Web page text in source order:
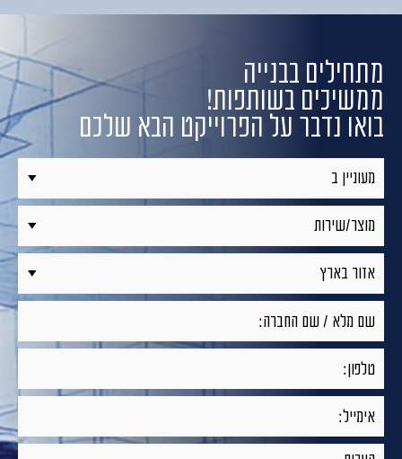
מתחילים בבנייה
ממשיכים בשותפות!
בואו נדבר על הפרוייקט הבא שלכם